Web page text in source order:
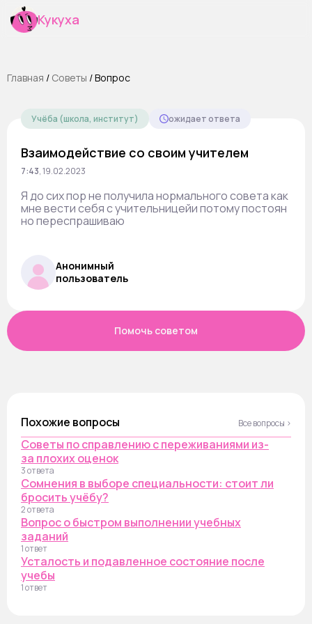
Кукуха
Главная / Cоветы /Вопрос
Учёба (школа, институт) ожидает ответа
Взаимодействие со своим учителем
7:43,19.02.2023
Я до сих пор не получила нормального совета как
мне вести себя с учительницейи потому постоян
но переспрашиваю
Анонимный
пользователь
Помочь советом
Похожие вопросы Все вопросы ›
Советы по справлению с переживаниями из-
за плохих оценок
3 ответа
Сомнения в выборе специальности: стоит ли
бросить учёбу?
2 ответа
Вопрос о быстром выполнении учебных
заданий
1 ответ
Усталость и подавленное состояние после
учебы
1 ответ